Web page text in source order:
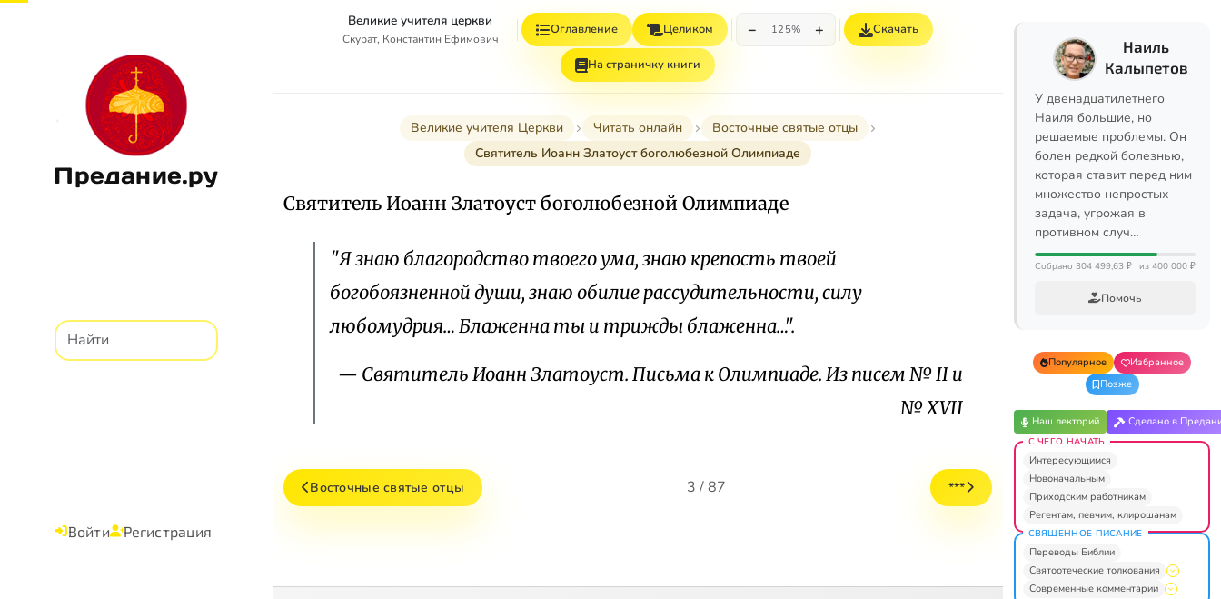
Предание.ру
Войти Регистрация
Великие учителя церкви
Скурат, Константин Ефимович
Оглавление Целиком − 125% + Скачать
На страничку книги
Великие учителя Церкви Читать онлайн
Восточные святые отцы
Святитель Иоанн Златоуст боголюбезной Олимпиаде
Святитель Иоанн Златоуст боголюбезной Олимпиаде
"Я знаю благородство твоего ума, знаю крепость твоей
богобоязненной души, знаю обилие рассудительности, силу
любомудрия… Блаженна ты и трижды блаженна…".
— Святитель Иоанн Златоуст. Письма к Олимпиаде. Из писем № II и
№ XVII
Восточные святые отцы 3 / 87 ***
Наиль
Калыпетов
У двенадцатилетнего
Наиля большие, но
решаемые проблемы. Он
болен редкой болезнью,
которая ставит перед ним
множество непростых
задача, угрожая в
противном случ…
Собрано 304 499,63 ₽ из 400 000 ₽
Помочь
Популярное
Избранное
Позже
Наш лекторий Сделано в
С ЧЕГО НАЧАТЬ
Интересующимся
Новоначальным
Приходским работникам
Регентам, певчим, клирошанам
СВЯЩЕННОЕ ПИСАНИЕ
Переводы Библии
Святоотеческие толкования
Современные комментарии